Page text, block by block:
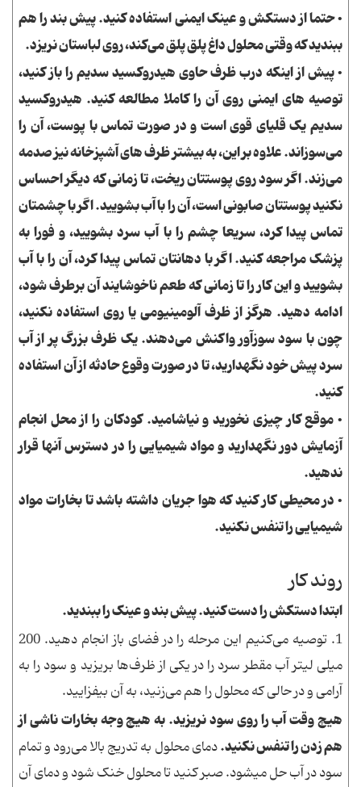
• حتما از دستکش و عینک ایمنی استفاده کنید. پیش بند را هم
ببندید که وقتی محلول داغ پلق پلق می‌کند، روی لباستان نریزد.
• پیش از اینکه درب ظرف حاوی هیدروکسید سدیم را باز کنید،
توصیه های ایمنی روی آن را کاملا مطالعه کنید. هیدروکسید
سدیم یک قلیای قوی است و در صورت تماس با پوست، آن را
می‌سوزاند. علاوه بر این، به بیشتر ظرف های آشپزخانه نیز صدمه
می‌زند. اگر سود روی پوستتان ریخت، تا زمانی که دیگر احساس
نکنید پوستتان صابونی است، آن را با آب بشویید. اگر با چشمتان
تماس پیدا کرد، سریعا چشم را با آب سرد بشویید، و فورا به
پزشک مراجعه کنید. اگر با دهانتان تماس پیدا کرد، آن را با آب
بشویید و این کار را تا زمانی که طعم ناخوشایند آن برطرف شود،
ادامه دهید. هرگز از ظرف آلومینیومی یا روی استفاده نکنید،
چون با سود سوزآور واکنش می‌دهند. یک ظرف بزرگ پر از آب
سرد پیش خود نگهدارید، تا در صورت وقوع حادثه از آن استفاده
کنید.
• موقع کار چیزی نخورید و نیاشامید. کودکان را از محل انجام
آزمایش دور نگهدارید و مواد شیمیایی را در دسترس آنها قرار
ندهید.
• در محیطی کار کنید که هوا جریان داشته باشد تا بخارات مواد
شیمیایی را تنفس نکنید.
روند کار
ابتدا دستکش را دست کنید. پیش بند و عینک را ببندید.
1.
توصیه می‌کنیم این مرحله را در فضای باز انجام دهید. 200
میلی لیتر آب مقطر سرد را در یکی از ظرف‌ها بریزید و سود را به
آرامی و در حالی که محلول را هم می‌زنید، به آن بیفزایید.
هیچ وقت آب را روی سود نریزید. به هیچ وجه بخارات ناشی از
هم زدن را تنفس نکنید.دمای محلول به تدریج بالا می‌رود و تمام
سود در آب حل میشود. صبر کنید تا محلول خنک شود و دمای آن